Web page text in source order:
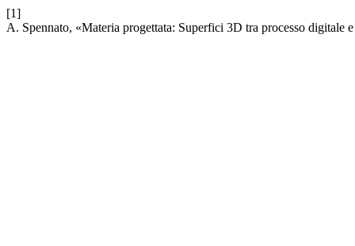
[1]
A. Spennato, «Materia progettata: Superfici 3D tra processo digitale